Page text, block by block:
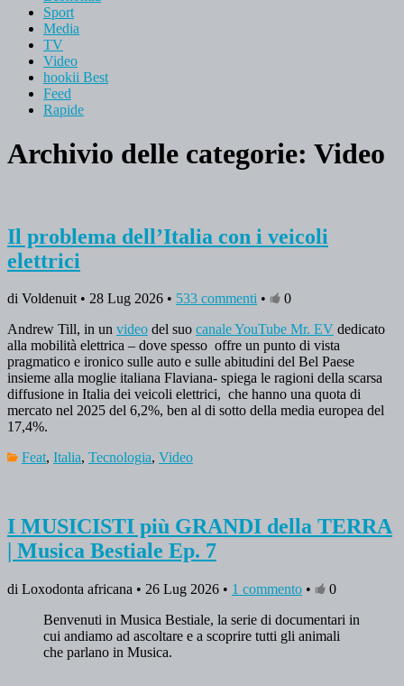
Sport
Media
TV
Video
hookii Best
Feed
Rapide
Archivio delle categorie: Video
Il problema dell’Italia con i veicoli
elettrici
di Voldenuit • 28 Lug 2026 • 533 commenti •
0
Andrew Till, in un video del suo canale YouTube Mr. EV dedicato
alla mobilità elettrica – dove spesso offre un punto di vista
pragmatico e ironico sulle auto e sulle abitudini del Bel Paese
insieme alla moglie italiana Flaviana- spiega le ragioni della scarsa
diffusione in Italia dei veicoli elettrici, che hanno una quota di
mercato nel 2025 del 6,2%, ben al di sotto della media europea del
17,4%.
Feat, Italia, Tecnologia, Video
I MUSICISTI più GRANDI della TERRA
| Musica Bestiale Ep. 7
di Loxodonta africana • 26 Lug 2026 • 1 commento •
0
Benvenuti in Musica Bestiale, la serie di documentari in
cui andiamo ad ascoltare e a scoprire tutti gli animali
che parlano in Musica.